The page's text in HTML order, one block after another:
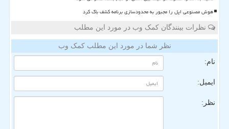
هوش مصنوعی اپل را مجبور به محدودسازی برنامه کشف باگ کرد
نظرات بینندگان کمک وب در مورد این مطلب
نظر شما در مورد این مطلب کمک وب
نام:
ایمیل:
نظر: